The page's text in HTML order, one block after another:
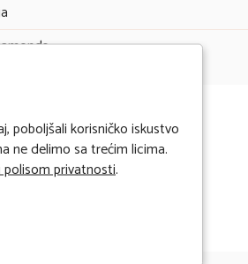
poboljšali korisničko iskustvo
ne delimo sa trećim licima.
polisom privatnosti.